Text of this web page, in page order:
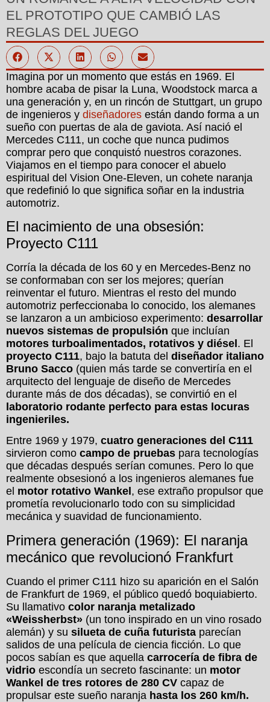
EL PROTOTIPO QUE CAMBIÓ LAS
REGLAS DEL JUEGO
Imagina por un momento que estás en 1969. El
hombre acaba de pisar la Luna, Woodstock marca a
una generación y, en un rincón de Stuttgart, un grupo
de ingenieros y diseñadores están dando forma a un
sueño con puertas de ala de gaviota. Así nació el
Mercedes C111, un coche que nunca pudimos
comprar pero que conquistó nuestros corazones.
Viajamos en el tiempo para conocer el abuelo
espiritual del Vision One-Eleven, un cohete naranja
que redefinió lo que significa soñar en la industria
automotriz.
El nacimiento de una obsesión:
Proyecto C111
Corría la década de los 60 y en Mercedes-Benz no
se conformaban con ser los mejores; querían
reinventar el futuro. Mientras el resto del mundo
automotriz perfeccionaba lo conocido, los alemanes
se lanzaron a un ambicioso experimento: desarrollar
nuevos sistemas de propulsión que incluían
motores turboalimentados, rotativos y diésel. El
proyecto C111, bajo la batuta del diseñador italiano
Bruno Sacco (quien más tarde se convertiría en el
arquitecto del lenguaje de diseño de Mercedes
durante más de dos décadas), se convirtió en el
laboratorio rodante perfecto para estas locuras
ingenieriles.
Entre 1969 y 1979, cuatro generaciones del C111
sirvieron como campo de pruebas para tecnologías
que décadas después serían comunes. Pero lo que
realmente obsesionó a los ingenieros alemanes fue
el motor rotativo Wankel , ese extraño propulsor que
prometía revolucionarlo todo con su simplicidad
mecánica y suavidad de funcionamiento.
Primera generación (1969): El naranja
mecánico que revolucionó Frankfurt
Cuando el primer C111 hizo su aparición en el Salón
de Frankfurt de 1969, el público quedó boquiabierto.
Su llamativo color naranja metalizado
«Weissherbst» (un tono inspirado en un vino rosado
alemán) y su silueta de cuña futurista parecían
salidos de una película de ciencia ficción. Lo que
pocos sabían es que aquella carrocería de fibra de
vidrio escondía un secreto fascinante: un motor
Wankel de tres rotores de 280 CV capaz de
propulsar este sueño naranja hasta los 260 km/h.